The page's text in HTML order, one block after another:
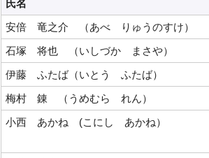
氏名
安倍 竜之介 （あべ りゅうのすけ）
石塚 将也 （いしづか まさや）
伊藤 ふたば（いとう ふたば）
梅村 錬 （うめむら れん）
小西 あかね (こにし あかね）